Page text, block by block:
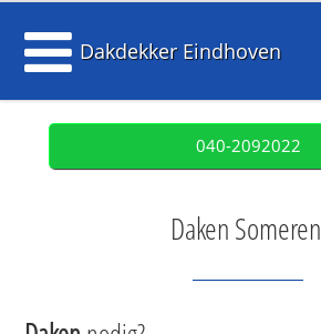
Dakdekker Eindhoven
040-2092022
Daken Someren